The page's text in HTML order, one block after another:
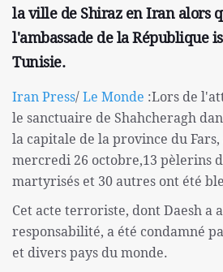
la ville de Shiraz en Iran alors
l'ambassade de la République
Tunisie.
Iran Press/Le Monde :Lors de
le sanctuaire de Shahcheragh
la capitale de la province du
mercredi 26 octobre,13 pèlerins
martyrisés et 30 autres ont été
Cet acte terroriste, dont Daesh a
responsabilité, a été condamné
et divers pays du monde.